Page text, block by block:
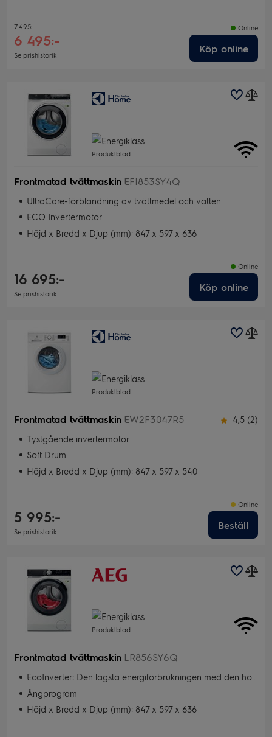
Pris
I Lager
7 495:-
6 495:-
Se prishistorik
Online
Köp online
Produktblad
Frontmatad tvättmaskin EFI853SY4Q
UltraCare-förblandning av tvättmedel och vatten
ECO Invertermotor
Höjd x Bredd x Djup (mm): 847 x 597 x 636
16 695:-
Se prishistorik
Online
Köp online
Produktblad
Frontmatad tvättmaskin EW2F3047R5
4,5 (2)
Tystgående invertermotor
Soft Drum
Höjd x Bredd x Djup (mm): 847 x 597 x 540
5 995:-
Se prishistorik
Online
Beställ
Produktblad
Frontmatad tvättmaskin LR856SY6Q
EcoInverter: Den lägsta energiförbrukningen med den högsta prestandan och kvalitén
Ångprogram
Höjd x Bredd x Djup (mm): 847 x 597 x 636